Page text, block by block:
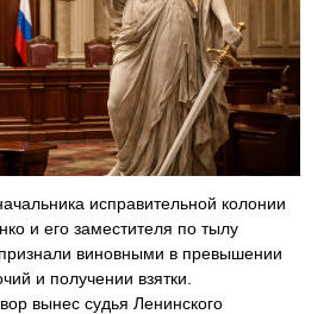
исправительной колонии
и его заместителя по тылу
виновными в превышении
и получении взятки.
вынес судья Ленинского